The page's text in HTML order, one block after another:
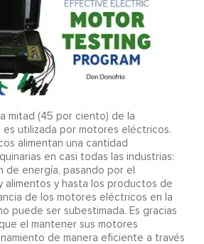
mitad (45 por ciento) de la
es utilizada por motores eléctricos.
alimentan una cantidad
en casi todas las industrias:
de energía, pasando por el
alimentos y hasta los productos de
de los motores eléctricos en la
puede ser subestimada. Es gracias
el mantener sus motores
de manera eficiente a través